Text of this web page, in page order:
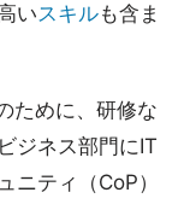
いスキルも含ま
ために、研修な
ジネス部門にIT
ニティ（CoP）